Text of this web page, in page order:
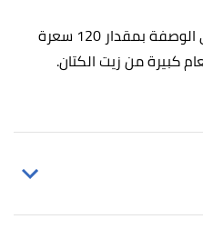
ويمكن رفع السعرات الحرارية في الوصفة بمقدار 120 سعرة
كبيرة من زيت الكتان.